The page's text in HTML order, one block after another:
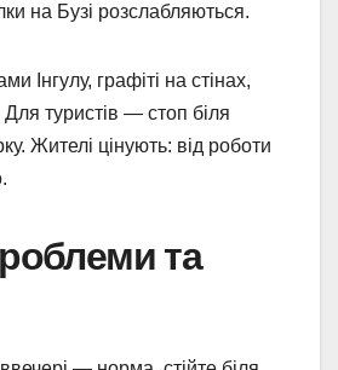
на Бузі розслабляються.
Інгулу, графіті на стінах,
Для туристів — стоп біля
Жителі цінують: від роботи
та